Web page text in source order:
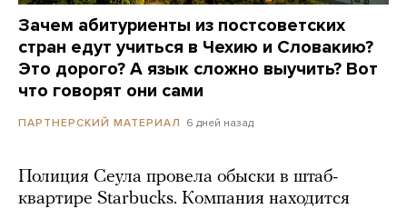
Зачем абитуриенты из постсоветских
стран едут учиться в Чехию и Словакию?
Это дорого? А язык сложно выучить? Вот
что говорят они сами
ПАРТНЕРСКИЙ МАТЕРИАЛ 6 дней назад
Полиция Сеула провела обыски в штаб-
квартире Starbucks. Компания находится